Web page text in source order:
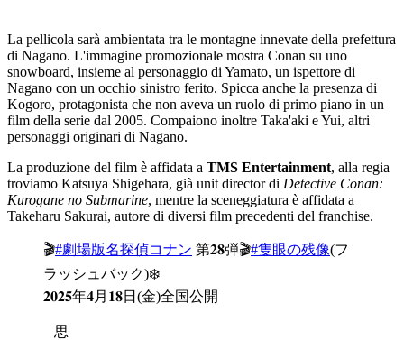
La pellicola sarà ambientata tra le montagne innevate della prefettura
di Nagano. L'immagine promozionale mostra Conan su uno
snowboard, insieme al personaggio di Yamato, un ispettore di
Nagano con un occhio sinistro ferito. Spicca anche la presenza di
Kogoro, protagonista che non aveva un ruolo di primo piano in un
film della serie dal 2005. Compaiono inoltre Taka'aki e Yui, altri
personaggi originari di Nagano.
La produzione del film è affidata a TMS Entertainment, alla regia
troviamo Katsuya Shigehara, già unit director di Detective Conan:
Kurogane no Submarine, mentre la sceneggiatura è affidata a
Takeharu Sakurai, autore di diversi film precedenti del franchise.
🎬#劇場版名探偵コナン 第𝟐𝟖弾🎬#隻眼の残像(フ
ラッシュバック)❄️
𝟐𝟎𝟐𝟓年𝟒月𝟏𝟖日(金)全国公開
⠀思